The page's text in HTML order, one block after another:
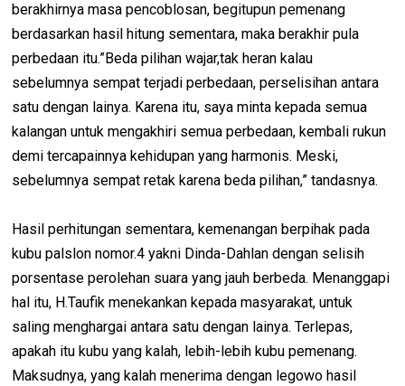
berakhirnya masa pencoblosan, begitupun pemenang
berdasarkan hasil hitung sementara, maka berakhir pula
perbedaan itu.”Beda pilihan wajar,tak heran kalau
sebelumnya sempat terjadi perbedaan, perselisihan antara
satu dengan lainya. Karena itu, saya minta kepada semua
kalangan untuk mengakhiri semua perbedaan, kembali rukun
demi tercapainnya kehidupan yang harmonis. Meski,
sebelumnya sempat retak karena beda pilihan,” tandasnya.
Hasil perhitungan sementara, kemenangan berpihak pada
kubu palslon nomor.4 yakni Dinda-Dahlan dengan selisih
porsentase perolehan suara yang jauh berbeda. Menanggapi
hal itu, H.Taufik menekankan kepada masyarakat, untuk
saling menghargai antara satu dengan lainya. Terlepas,
apakah itu kubu yang kalah, lebih-lebih kubu pemenang.
Maksudnya, yang kalah menerima dengan legowo hasil